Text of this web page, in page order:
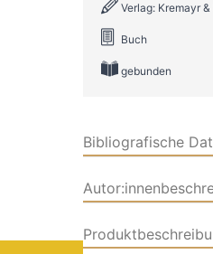
Verlag: Kremayr
Buch
gebunden
Bibliografische